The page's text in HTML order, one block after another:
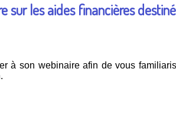
sur les aides financières
à son webinaire afin de vous